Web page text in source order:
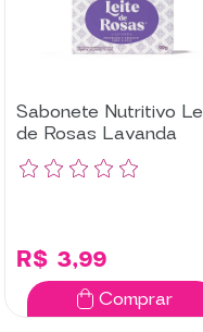
Sabonete Nutritivo
de Rosas Lavanda
R$ 3,99
Comprar